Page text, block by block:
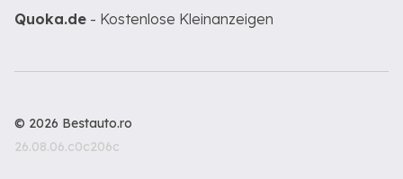
Quoka.de - Kostenlose Kleinanzeigen
© 2026 Bestauto.ro
26.08.06.c0c206c